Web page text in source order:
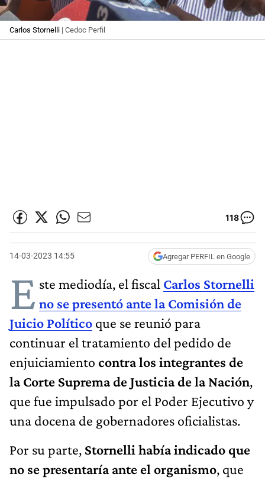
Carlos Stornelli | Cedoc Perfil
118
14-03-2023 14:55 Agregar PERFIL en Google
E ste mediodía, el fiscal Carlos Stornelli
no se presentó ante la Comisión de
Juicio Político que se reunió para
continuar el tratamiento del pedido de
enjuiciamiento contra los integrantes de
la Corte Suprema de Justicia de la Nación,
que fue impulsado por el Poder Ejecutivo y
una docena de gobernadores oficialistas.
Por su parte, Stornelli había indicado que
no se presentaría ante el organismo, que